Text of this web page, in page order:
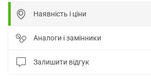
Наявність і ціни
Аналоги і замінники
Залишити відгук